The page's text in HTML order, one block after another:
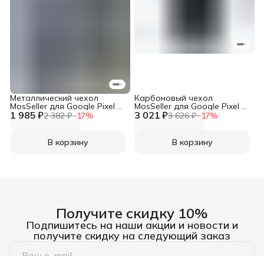
1 985 ₽2 382 ₽−17%
Металлический чехол
MosSeller для Google Pixel 9
Pro XL, черный
В корзину
3 021 ₽3 626 ₽−17%
Карбоновый чехол
MosSeller для Google Pixel 9
Pro XL с Магсейф, черный
В корзину
Получите скидку 10%
Подпишитесь на наши акции и новости и
получите скидку на следующий заказ